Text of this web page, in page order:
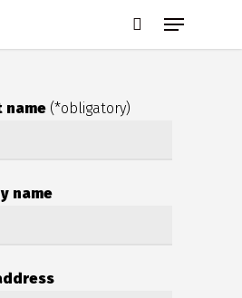
Menu
name(*obligatory)
name